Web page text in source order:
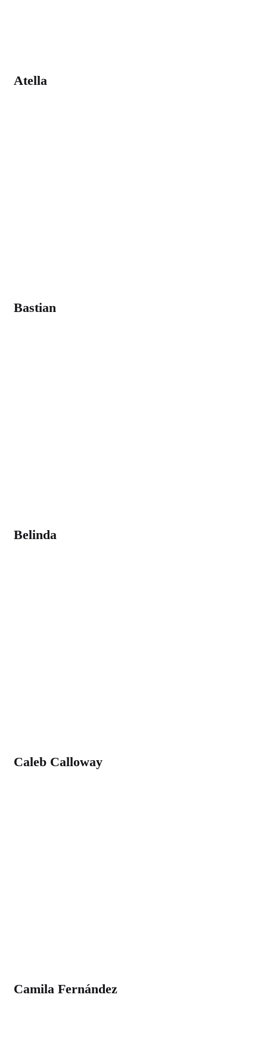
Atella
Bastian
Belinda
Caleb Calloway
Camila Fernández